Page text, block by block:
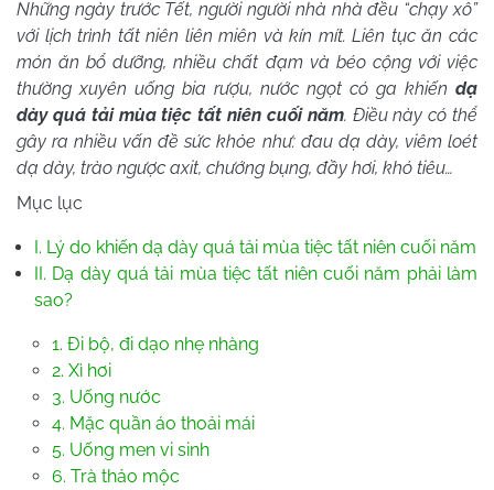
Những ngày trước Tết, người người nhà nhà đều “chạy xô”
với lịch trình tất niên liên miên và kín mít. Liên tục ăn các
món ăn bổ dưỡng, nhiều chất đạm và béo cộng với việc
thường xuyên uống bia rượu, nước ngọt có ga khiến dạ
dày quá tải mùa tiệc tất niên cuối năm. Điều này có thể
gây ra nhiều vấn đề sức khỏe như: đau dạ dày, viêm loét
dạ dày, trào ngược axit, chướng bụng, đầy hơi, khó tiêu…
Mục lục
I. Lý do khiến dạ dày quá tải mùa tiệc tất niên cuối năm
II. Dạ dày quá tải mùa tiệc tất niên cuối năm phải làm
sao?
1. Đi bộ, đi dạo nhẹ nhàng
2. Xì hơi
3. Uống nước
4. Mặc quần áo thoải mái
5. Uống men vi sinh
6. Trà thảo mộc